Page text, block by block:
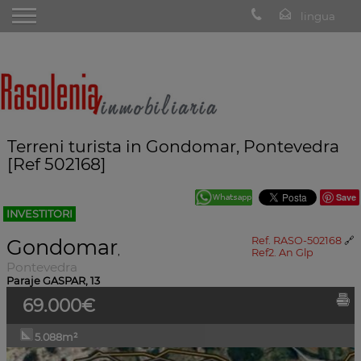
Terreni turista in Gondomar, Pontevedra
[Ref 502168]
Save
INVESTITORI
Ref. RASO-502168 🔗
Ref2. An Glp
Gondomar,
Pontevedra
Paraje GASPAR, 13
69.000€
5.088m²